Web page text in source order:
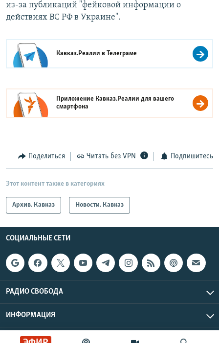
из-за публикаций "фейковой информации о
действиях ВС РФ в Украине".
Кавказ.Реалии вТелеграме
Приложение Кавказ.Реалии для вашего
смартфона
Поделиться Читать без VPN Подпишитесь
Этот контент также в категориях
Архив. Кавказ Новости. Кавказ
СОЦИАЛЬНЫЕ СЕТИ
РАДИО СВОБОДА
ИНФОРМАЦИЯ
Радио Свобода © 2026 RFE/RL, Inc. | Все права защищены.